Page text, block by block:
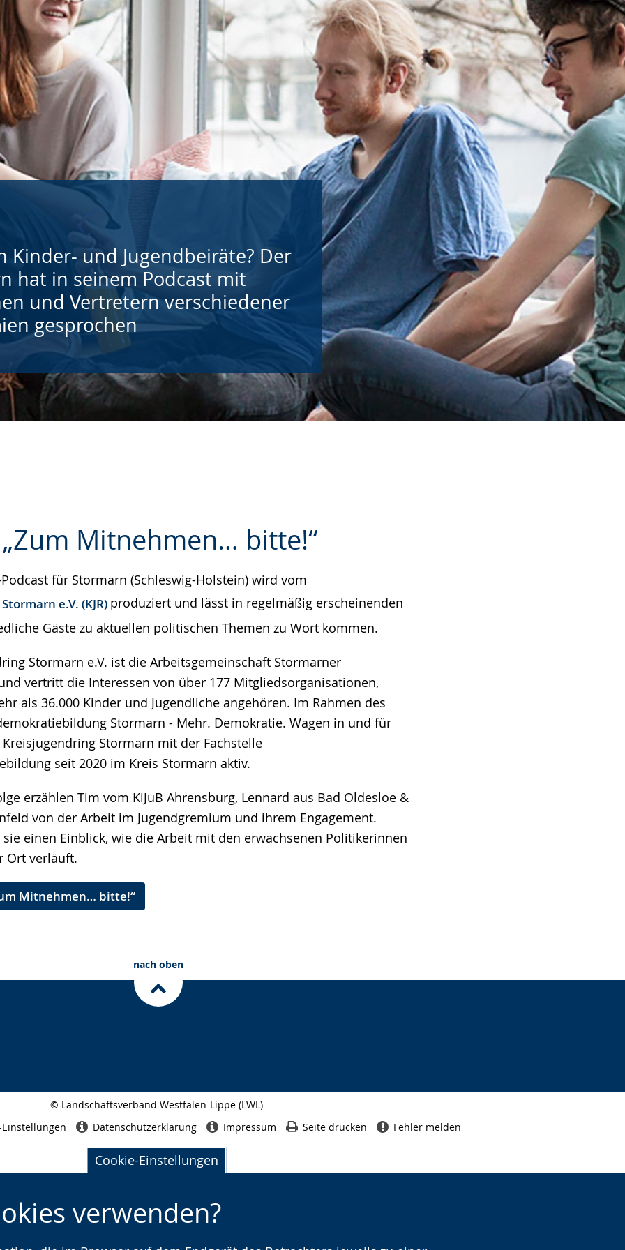
Cookie-Einstellungen
verwenden?
Kinder- und Jugendbeiräte? Der
hat in seinem Podcast mit
und Vertretern verschiedener
gesprochen
Mitnehmen… bitte!“
für Stormarn (Schleswig-Holstein) wird vom
e.V. (KJR) produziert und lässt in regelmäßig erscheinenden
Gäste zu aktuellen politischen Themen zu Wort kommen.
Stormarn e.V. ist die Arbeitsgemeinschaft Stormarner
vertritt die Interessen von über 177 Mitgliedsorganisationen,
als 36.000 Kinder und Jugendliche angehören. Im Rahmen des
Stormarn - Mehr. Demokratie. Wagen in und für
Stormarn mit der Fachstelle
seit 2020 im Kreis Stormarn aktiv.
erzählen Tim vom KiJuB Ahrensburg, Lennard aus Bad Oldesloe &
von der Arbeit im Jugendgremium und ihrem Engagement.
einen Einblick, wie die Arbeit mit den erwachsenen Politikerinnen
Ort verläuft.
Mitnehmen… bitte!“
nach oben
© Landschaftsverband Westfalen-Lippe (LWL)
Einstellungen Datenschutzerklärung Impressum Seite drucken Fehler melden